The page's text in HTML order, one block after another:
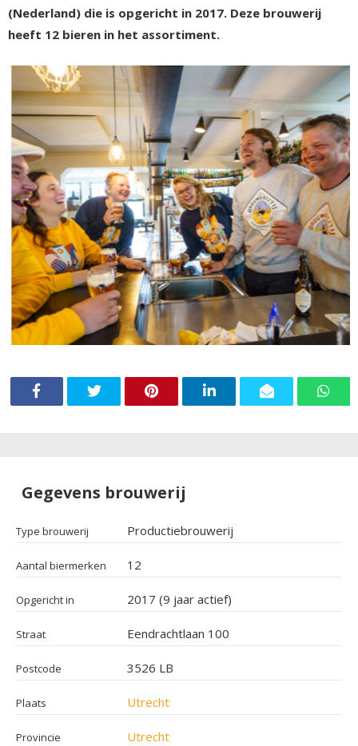
(Nederland) die is opgericht in 2017. Deze brouwerij
heeft 12 bieren in het assortiment.
Gegevens brouwerij
Type brouwerij Productiebrouwerij
Aantal biermerken 12
Opgericht in 2017 (9 jaar actief)
Straat Eendrachtlaan 100
Postcode 3526 LB
Plaats Utrecht
Provincie Utrecht